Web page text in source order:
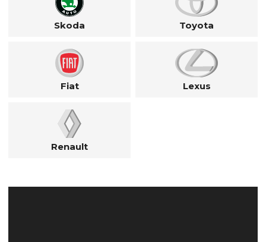
Skoda Toyota
Fiat Lexus
Renault